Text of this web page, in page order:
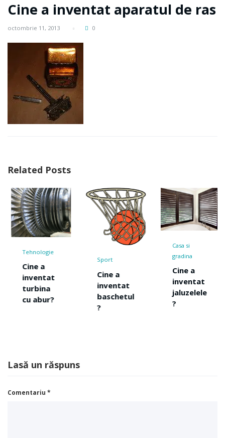
Cine a inventat aparatul de ras
octombrie 11, 2013 0
Related Posts
Tehnologie
Cine a
inventat
turbina
cu abur?
Cine a
inventat
baschetul
gradina
Cine a
inventat
jaluzelele
Lasă un răspuns
Comentariu